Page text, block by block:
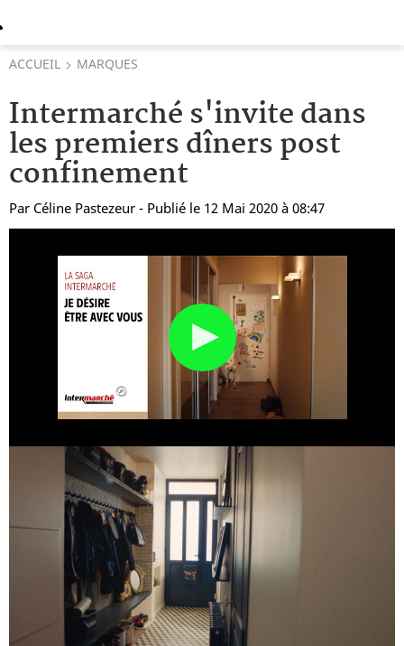
ACCUEIL MARQUES
Intermarché s'invite dans
les premiers dîners post
confinement
Par Céline Pastezeur - Publié le 12 Mai 2020 à 08:47